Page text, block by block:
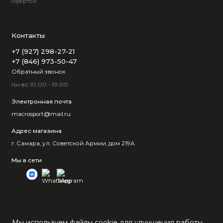
Контакты
+7 (927) 298-27-21
+7 (846) 973-50-47
Обратный звонок
пн-вс 10:00 - 19:00
Электронная почта
macrosport@mail.ru
Адрес магазина
г. Самара, ул. Советской Армии, дом 219А
Мы в сети